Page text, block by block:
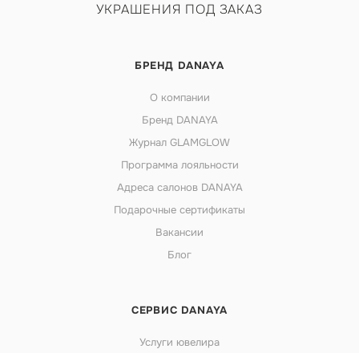
УКРАШЕНИЯ ПОД ЗАКАЗ
БРЕНД DANAYA
О компании
Бренд DANAYA
Журнал GLAMGLOW
Программа лояльности
Адреса салонов DANAYA
Подарочные сертификаты
Вакансии
Блог
СЕРВИС DANAYA
Услуги ювелира